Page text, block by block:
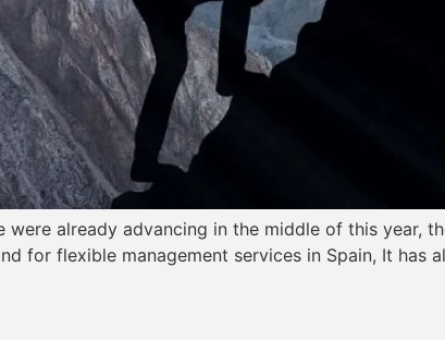
already advancing in the middle of this year,
for flexible management services in Spain, It has